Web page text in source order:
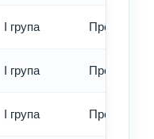
I група Превод -
I група Превод -
I група Превод -